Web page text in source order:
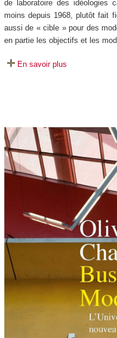
de laboratoire des idéologies
moins depuis 1968, plutôt fait
aussi de « cible » pour des
en partie les objectifs et les
En savoir plus